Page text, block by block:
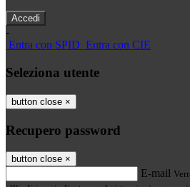
-
Entra con SPID Entra con CIE
Seleziona utente
button close ×
Recupero password
button close ×
E-mail